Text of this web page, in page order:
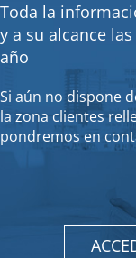
Toda la
y a su alcance
año
Si aún no dispone
la zona clientes
pondremos en